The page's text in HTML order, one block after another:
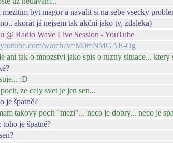
byt magor a navalit si na sebe vsecky
akorát já nejsem tak akční jako ty, zdaleka)
@ Radio Wave Live Session - YouTube
watch?v=M0mNMGAE-Og
ani tak o mnozstvi jako spis o ruzny situace... ktery
:D
ze cely svet je jen sen...
je špatně?
takovy pocit "mezi"... neco je dobry... neco je
je špatně?